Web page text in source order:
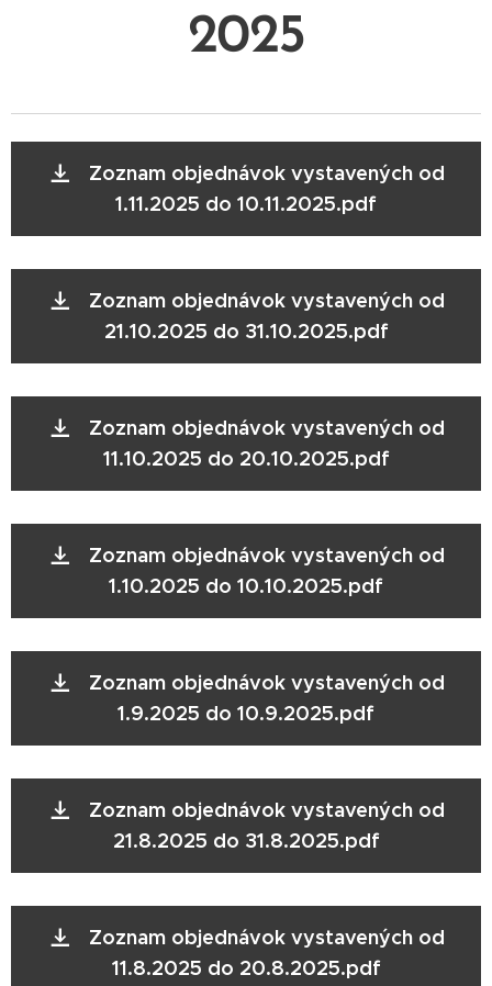
2025
Zoznam objednávok vystavených od
1.11.2025 do 10.11.2025.pdf
Zoznam objednávok vystavených od
21.10.2025 do 31.10.2025.pdf
Zoznam objednávok vystavených od
11.10.2025 do 20.10.2025.pdf
Zoznam objednávok vystavených od
1.10.2025 do 10.10.2025.pdf
Zoznam objednávok vystavených od
1.9.2025 do 10.9.2025.pdf
Zoznam objednávok vystavených od
21.8.2025 do 31.8.2025.pdf
Zoznam objednávok vystavených od
11.8.2025 do 20.8.2025.pdf